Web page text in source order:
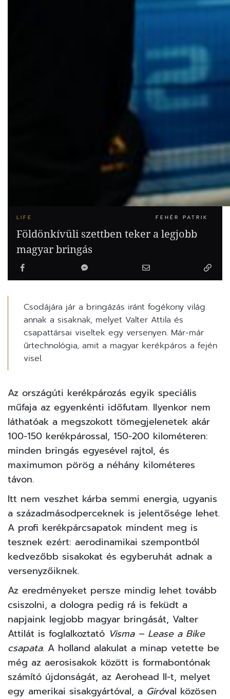
LIFE FEHÉR PATRIK
Földönkívüli szettben teker a legjobb
magyar bringás
Csodájára jár a bringázás iránt fogékony világ
annak a sisaknak, melyet Valter Attila és
csapattársai viseltek egy versenyen. Már-már
űrtechnológia, amit a magyar kerékpáros a fején
visel.
Az országúti kerékpározás egyik speciális
műfaja az egyenkénti időfutam. Ilyenkor nem
láthatóak a megszokott tömegjelenetek akár
100-150 kerékpárossal, 150-200 kilométeren:
minden bringás egyesével rajtol, és
maximumon pörög a néhány kilométeres
távon.
Itt nem veszhet kárba semmi energia, ugyanis
a századmásodperceknek is jelentősége lehet.
A profi kerékpárcsapatok mindent meg is
tesznek ezért: aerodinamikai szempontból
kedvezőbb sisakokat és egyberuhát adnak a
versenyzőiknek.
Az eredményeket persze mindig lehet tovább
csiszolni, a dologra pedig rá is feküdt a
napjaink legjobb magyar bringását, Valter
Attilát is foglalkoztató Visma – Lease a Bike
csapata. A holland alakulat a minap vetette be
még az aerosisakok között is formabontónak
számító újdonságát, az Aerohead II-t, melyet
egy amerikai sisakgyártóval, a Giróval közösen